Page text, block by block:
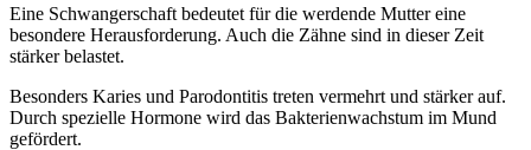
Eine Schwangerschaft bedeutet für die werdende Mutter eine
besondere Herausforderung. Auch die Zähne sind in dieser Zeit
stärker belastet.
Besonders Karies und Parodontitis treten vermehrt und stärker auf.
Durch spezielle Hormone wird das Bakterienwachstum im Mund
gefördert.